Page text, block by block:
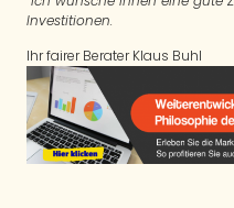
Investitionen.
Ihr fairer Berater Klaus Buhl